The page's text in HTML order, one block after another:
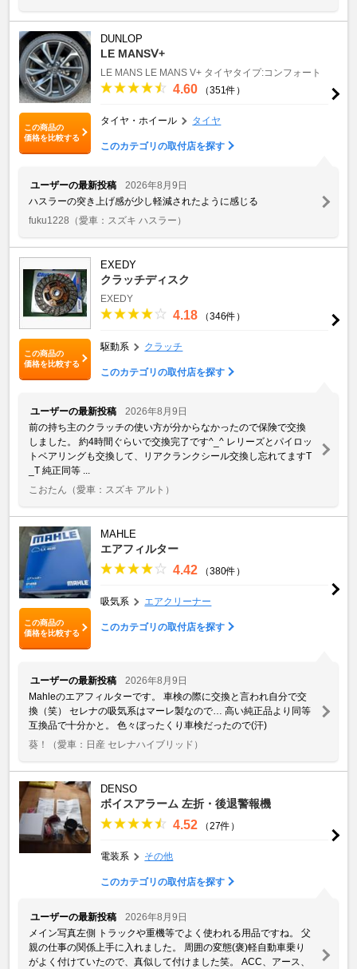
この商品の
価格を比較する
DUNLOP
LE MANSⅤ+
LE MANS LE MANS V+ タイヤタイプ:コンフォート
4.60 （351件）
タイヤ・ホイール タイヤ
このカテゴリの取付店を探す
ユーザーの最新投稿
2026年8月9日
ハスラーの突き上げ感が少し軽減されたように感じる
fuku1228 （愛車：スズキ ハスラー）
この商品の
価格を比較する
EXEDY
クラッチディスク
EXEDY
4.18 （346件）
駆動系 クラッチ
このカテゴリの取付店を探す
ユーザーの最新投稿
2026年8月9日
前の持ち主のクラッチの使い方が分からなかったので保険で交換
しました。 約4時間ぐらいで交換完了です^_^ レリーズとパイロッ
トベアリングも交換して、リアクランクシール交換し忘れてますT
_T 純正同等 ...
こおたん （愛車：スズキ アルト）
この商品の
価格を比較する
MAHLE
エアフィルター
4.42 （380件）
吸気系 エアクリーナー
このカテゴリの取付店を探す
ユーザーの最新投稿
2026年8月9日
Mahleのエアフィルターです。 車検の際に交換と言われ自分で交
換（笑） セレナの吸気系はマーレ製なので… 高い純正品より同等
互換品で十分かと。 色々ぼったくり車検だったので(汗)
葵！
（愛車：日産 セレナハイブリッド）
DENSO
ボイスアラーム 左折・後退警報機
4.52 （27件）
電装系 その他
このカテゴリの取付店を探す
ユーザーの最新投稿
2026年8月9日
メイン写真左側 トラックや重機等でよく使われる用品ですね。 父
親の仕事の関係上手に入れました。 周囲の変態(褒)軽自動車乗り
がよく付けていたので、真似して付けました笑。 ACC、アース、